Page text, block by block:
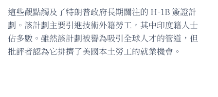
這些觀點觸及了特朗普政府長期關注的 H-1B 簽證計
劃。該計劃主要引進技術外籍勞工，其中印度籍人士
佔多數。雖然該計劃被譽為吸引全球人才的管道，但
批評者認為它排擠了美國本土勞工的就業機會。